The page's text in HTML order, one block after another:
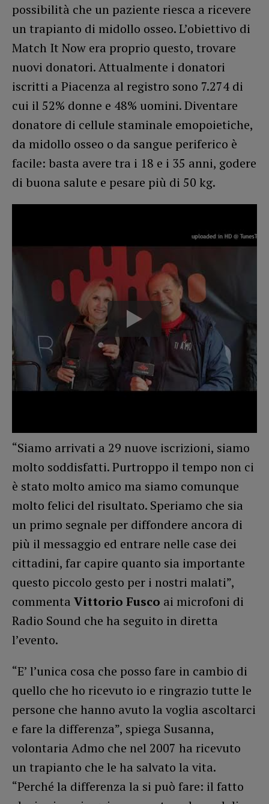
possibilità che un paziente riesca a ricevere
un trapianto di midollo osseo. L’obiettivo di
Match It Now era proprio questo, trovare
nuovi donatori. Attualmente i donatori
iscritti a Piacenza al registro sono 7.274 di
cui il 52% donne e 48% uomini. Diventare
donatore di cellule staminale emopoietiche,
da midollo osseo o da sangue periferico è
facile: basta avere tra i 18 e i 35 anni, godere
di buona salute e pesare più di 50 kg.
“Siamo arrivati a 29 nuove iscrizioni, siamo
molto soddisfatti. Purtroppo il tempo non ci
è stato molto amico ma siamo comunque
molto felici del risultato. Speriamo che sia
un primo segnale per diffondere ancora di
più il messaggio ed entrare nelle case dei
cittadini, far capire quanto sia importante
questo piccolo gesto per i nostri malati”,
commenta Vittorio Fusco ai microfoni di
Radio Sound che ha seguito in diretta
l’evento.
“E’ l’unica cosa che posso fare in cambio di
quello che ho ricevuto io e ringrazio tutte le
persone che hanno avuto la voglia ascoltarci
e fare la differenza”, spiega Susanna,
volontaria Admo che nel 2007 ha ricevuto
un trapianto che le ha salvato la vita.
“Perché la differenza la si può fare: il fatto